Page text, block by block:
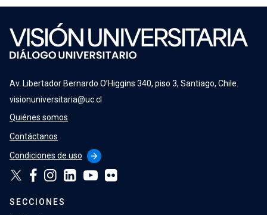
Av. Libertador Bernardo O’Higgins 340, piso 3, Santiago, Chile.
visionuniversitaria@uc.cl
Quiénes somos
Contáctanos
Condiciones de uso
arrow_forward
SECCIONES